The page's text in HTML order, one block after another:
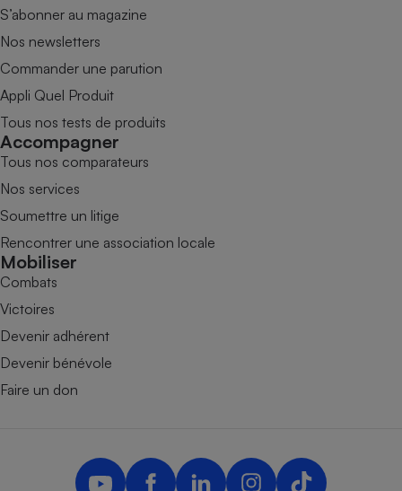
S’abonner au magazine
Nos newsletters
Commander une parution
Appli Quel Produit
Tous nos tests de produits
Accompagner
Tous nos comparateurs
Nos services
Soumettre un litige
Rencontrer une association locale
Mobiliser
Combats
Victoires
Devenir adhérent
Devenir bénévole
Faire un don